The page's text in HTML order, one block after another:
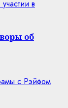
в
об
с Рэйфом